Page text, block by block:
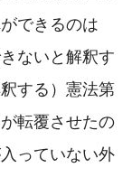
できるのは
ないと解釈す
する）憲法第
転覆させたの
っていない外